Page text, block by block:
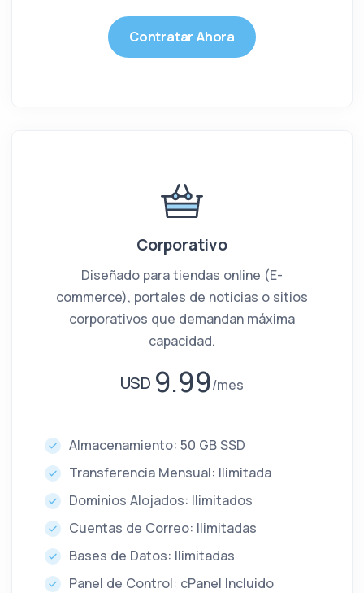
Contratar Ahora
Corporativo
Diseñado para tiendas online (E-
commerce), portales de noticias o sitios
corporativos que demandan máxima
capacidad.
USD 9.99 mes
Almacenamiento: 50 GB SSD
Transferencia Mensual: Ilimitada
Dominios Alojados: Ilimitados
Cuentas de Correo: Ilimitadas
Bases de Datos: Ilimitadas
Panel de Control: cPanel Incluido